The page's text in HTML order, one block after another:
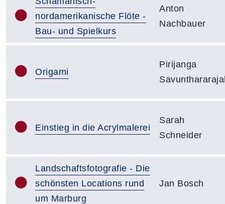
nordamerikanische Flöte -
Bau- und Spielkurs
Anton
Nachbauer
Origami
Pirijanga
Einstieg in die Acrylmalerei
Sarah
Schneider
Landschaftsfotografie - Die
schönsten Locations rund
um Marburg
Jan Bosch